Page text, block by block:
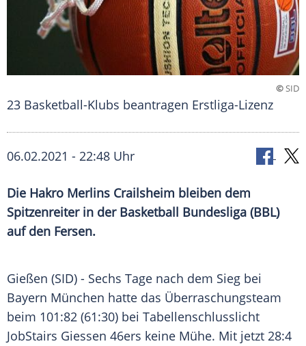
©SID
23 Basketball-Klubs beantragen Erstliga-Lizenz
06.02.2021 - 22:48 Uhr
Die Hakro Merlins Crailsheim bleiben dem
Spitzenreiterin der Basketball Bundesliga (BBL)
auf den Fersen.
Gießen (SID) - Sechs Tage nach dem Sieg bei
Bayern München hatte das Überraschungsteam
beim 101:82 (61:30) bei Tabellenschlusslicht
JobStairs Giessen 46ers keine Mühe. Mit jetzt 28:4